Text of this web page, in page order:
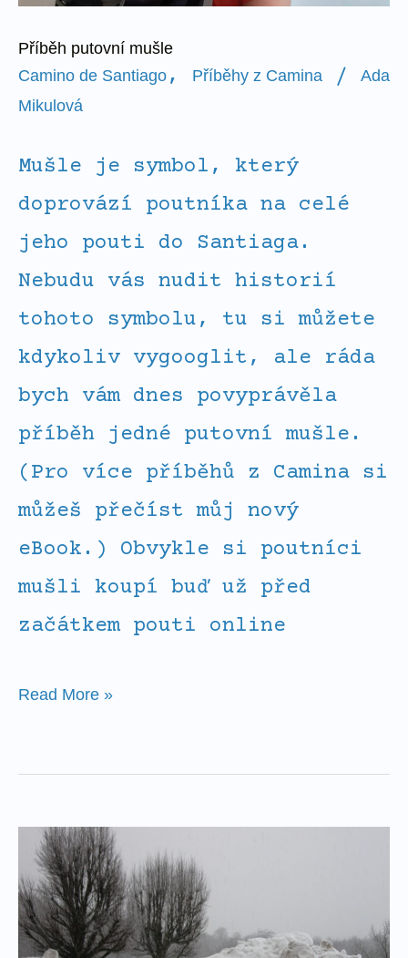
Příběh putovní mušle
Camino de Santiago , Příběhy z Camina /
Ada
Mikulová
Mušle je symbol, který
doprovází poutníka na celé
jeho pouti do Santiaga.
Nebudu vás nudit historií
tohoto symbolu, tu si můžete
kdykoliv vygooglit, ale ráda
bych vám dnes povyprávěla
příběh jedné putovní mušle.
(Pro více příběhů z Camina si
můžeš přečíst můj nový
eBook.) Obvykle si poutníci
mušli koupí buď už před
začátkem pouti online
Read More »
důvodů,
proč
se